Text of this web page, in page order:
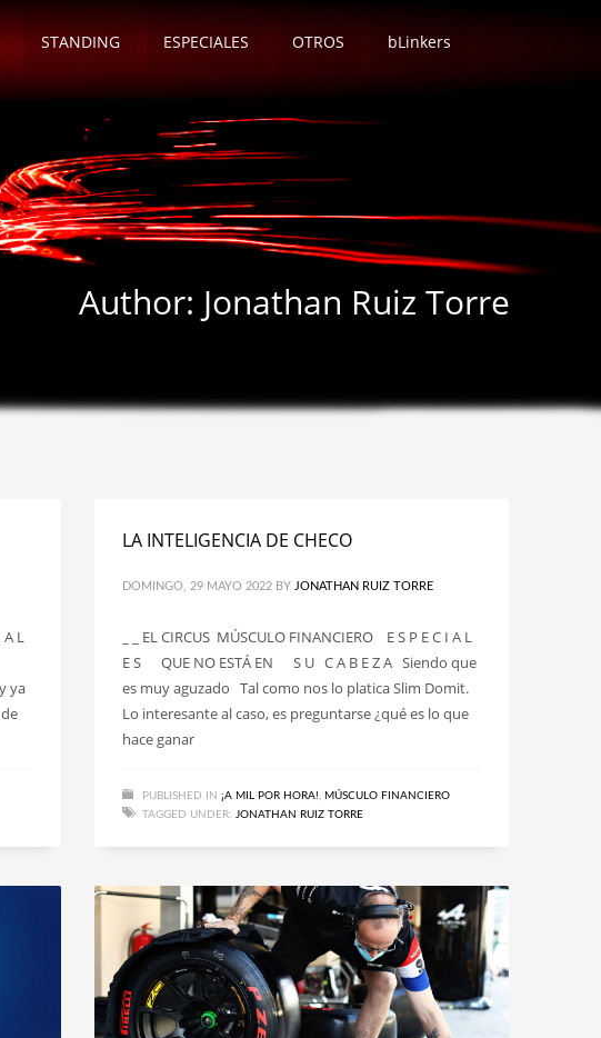
STANDING ESPECIALES OTROS bLinkers
Author: Jonathan Ruiz Torre
A L
ya
LA INTELIGENCIA DE CHECO
DOMINGO, 29 MAYO 2022 BY JONATHAN RUIZ TORRE
_ _ EL CIRCUS MÚSCULO FINANCIERO E S P E C I A L
E S QUE NO ESTÁ EN S U C A B E Z A Siendo que
es muy aguzado Tal como nos lo platica Slim Domit.
Lo interesante al caso, es preguntarse ¿qué es lo que
hace ganar
PUBLISHED IN ¡A MIL POR HORA! , MÚSCULO FINANCIERO
TAGGED UNDER: JONATHAN RUIZ TORRE